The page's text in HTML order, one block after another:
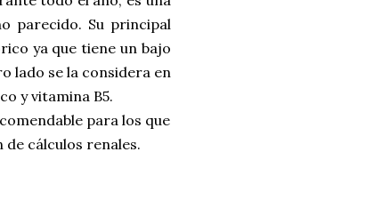
parecido. Su principal
ya que tiene un bajo
lado se la considera en
y vitamina B5.
para los que
cálculos renales.